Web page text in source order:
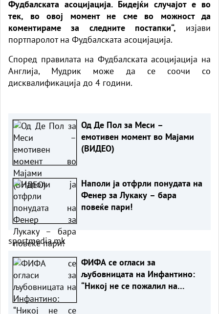
Фудбалската асоцијација. Бидејќи случајот е во
тек, во овој момент не сме во можност да
коментираме за следните постапки“, изјави
портпаролот на Фудбалската асоцијација.
Според правилата на Фудбалската асоцијација на
Англија, Мудрик може да се соочи со
дисквалификација до 4 години.
Од Де Пол за Меси –
емотивен момент во Мајами
(ВИДЕО)
Наполи ја отфрли понудата на
Фенер за Лукаку – бара
повеќе пари!
sportmedia.mk
ФИФА се огласи за
љубовницата на Инфантино:
“Никој не се пожалил на